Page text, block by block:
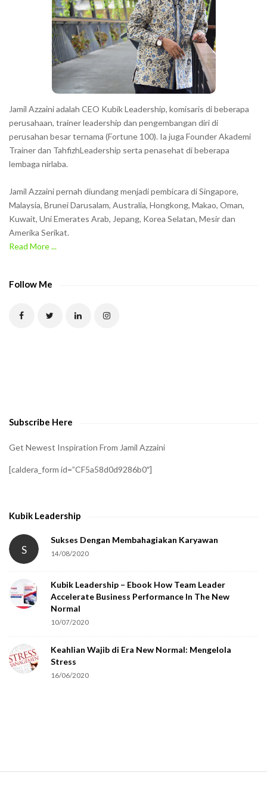
Jamil Azzaini adalah CEO Kubik Leadership, komisaris di beberapa
perusahaan, trainer leadership dan pengembangan diri di
perusahan besar ternama (Fortune 100). Ia juga Founder Akademi
Trainer dan TahfizhLeadership serta penasehat di beberapa
lembaga nirlaba.
Jamil Azzaini pernah diundang menjadi pembicara di Singapore,
Malaysia, Brunei Darusalam, Australia, Hongkong, Makao, Oman,
Kuwait, Uni Emerates Arab, Jepang, Korea Selatan, Mesir dan
Amerika Serikat.
Read More ...
Follow Me
Subscribe Here
Get Newest Inspiration From Jamil Azzaini
[caldera_form id=”CF5a58d0d9286b0″]
Kubik Leadership
S
Sukses Dengan Membahagiakan Karyawan
14/08/2020
Kubik Leadership – Ebook How Team Leader
Accelerate Business Performance In The New
Normal
10/07/2020
Keahlian Wajib di Era New Normal: Mengelola
Stress
16/06/2020